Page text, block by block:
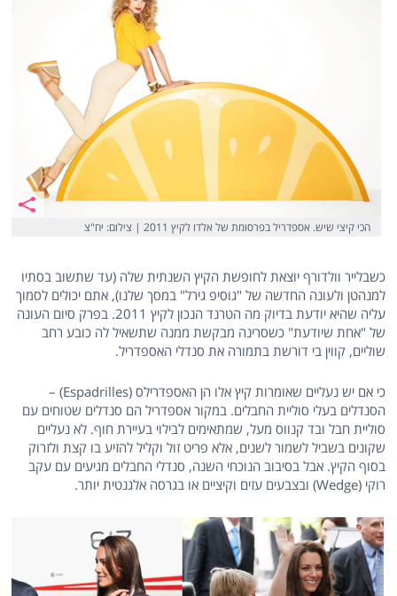
הכי קיצי שיש. אספדריל בפרסומת של אלדו לקיץ 2011 | צילום: יח"צ
כשבלייר וולדורף יוצאת לחופשת הקיץ השנתית שלה (עד שתשוב בסתיו
למנהטן ולעונה החדשה של "גוסיפ גירל" במסך שלנו), אתם יכולים לסמוך
עליה שהיא יודעת בדיוק מה הטרנד הנכון לקיץ 2011. בפרק סיום העונה
של "אחת שיודעת" כשסרינה מבקשת ממנה שתשאיל לה כובע רחב
שוליים, קווין בי דורשת בתמורה את סנדלי האספדריל.
כי אם יש נעליים שאומרות קיץ אלו הן האספדרילס (Espadrilles) –
הסנדלים בעלי סוליית החבלים. במקור אספדריל הם סנדלים שטוחים עם
סוליית חבל ובד קנווס מעל, שמתאימים לבילוי בעיירת חוף. לא נעליים
שקונים בשביל לשמור לשנים, אלא פריט זול וקליל להזיע בו קצת ולזרוק
בסוף הקיץ. אבל בסיבוב הנוכחי השנה, סנדלי החבלים מגיעים עם עקב
רוקי (Wedge) ובצבעים עזים וקיציים או בגרסה אלגנטית יותר.